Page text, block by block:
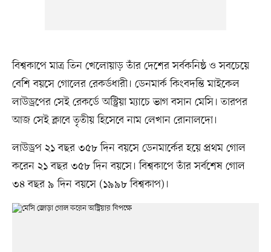
বিশ্বকাপে মাত্র তিন খেলোয়াড় তাঁর দেশের সর্বকনিষ্ঠ ও সবচেয়ে
বেশি বয়সে গোলের রেকর্ডধারী। ডেনমার্ক কিংবদন্তি মাইকেল
লাউড্রপের সেই রেকর্ডে অস্ট্রিয়া ম্যাচে ভাগ বসান মেসি। তারপর
আজ সেই ক্লাবে তৃতীয় হিসেবে নাম লেখান রোনালদো।
লাউড্রপ ২১ বছর ৩৫৮ দিন বয়সে ডেনমার্কের হয়ে প্রথম গোল
করেন ২১ বছর ৩৫৮ দিন বয়সে। বিশ্বকাপে তাঁর সর্বশেষ গোল
৩৪ বছর ৯ দিন বয়সে (১৯৯৮ বিশ্বকাপ)।